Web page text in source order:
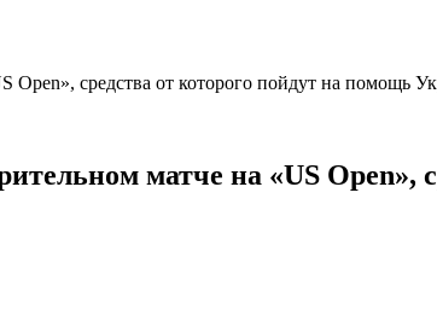
Open», средства от которого пойдут на помощь
матче на «US Open»,